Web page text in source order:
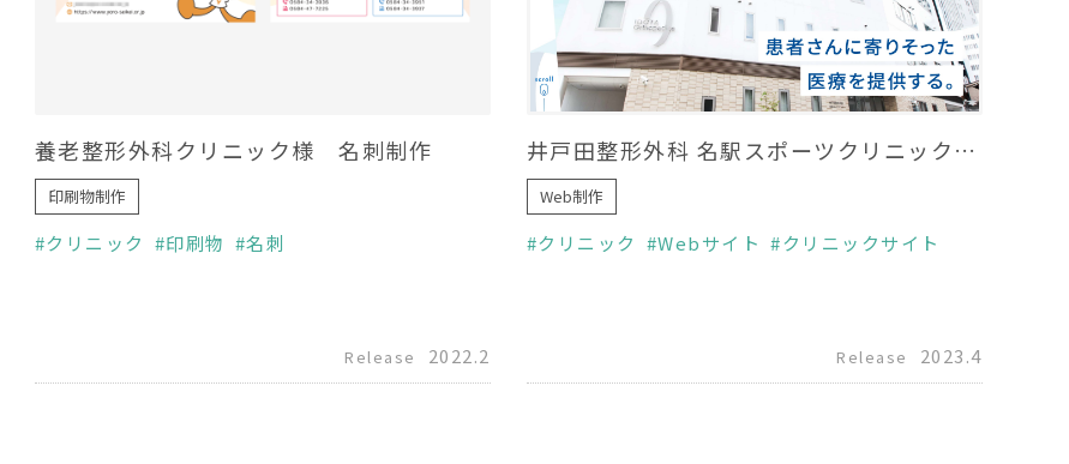
養老整形外科クリニック様 名刺制作
印刷物制作
クリニック 印刷物 名刺
Release 2022.2
井戸田整形外科 名駅スポーツクリニック ホームページリニューアル
Web制作
クリニック Webサイト クリニックサイト
Release 2023.4